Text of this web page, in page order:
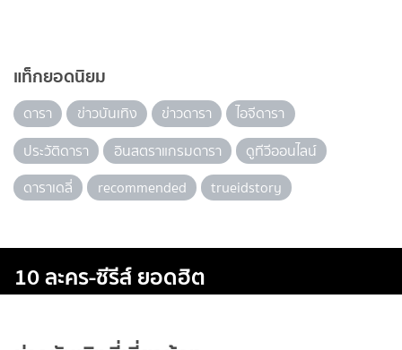
แท็กยอดนิยม
ดารา ข่าวบันเทิง ข่าวดารา
ไอจีดารา
ประวัติดารา
อินสตราแกรมดารา
ดูทีวีออนไลน์
ดาราเดลี่
recommended trueidstory
10 ละคร-ซีรีส์ ยอดฮิต